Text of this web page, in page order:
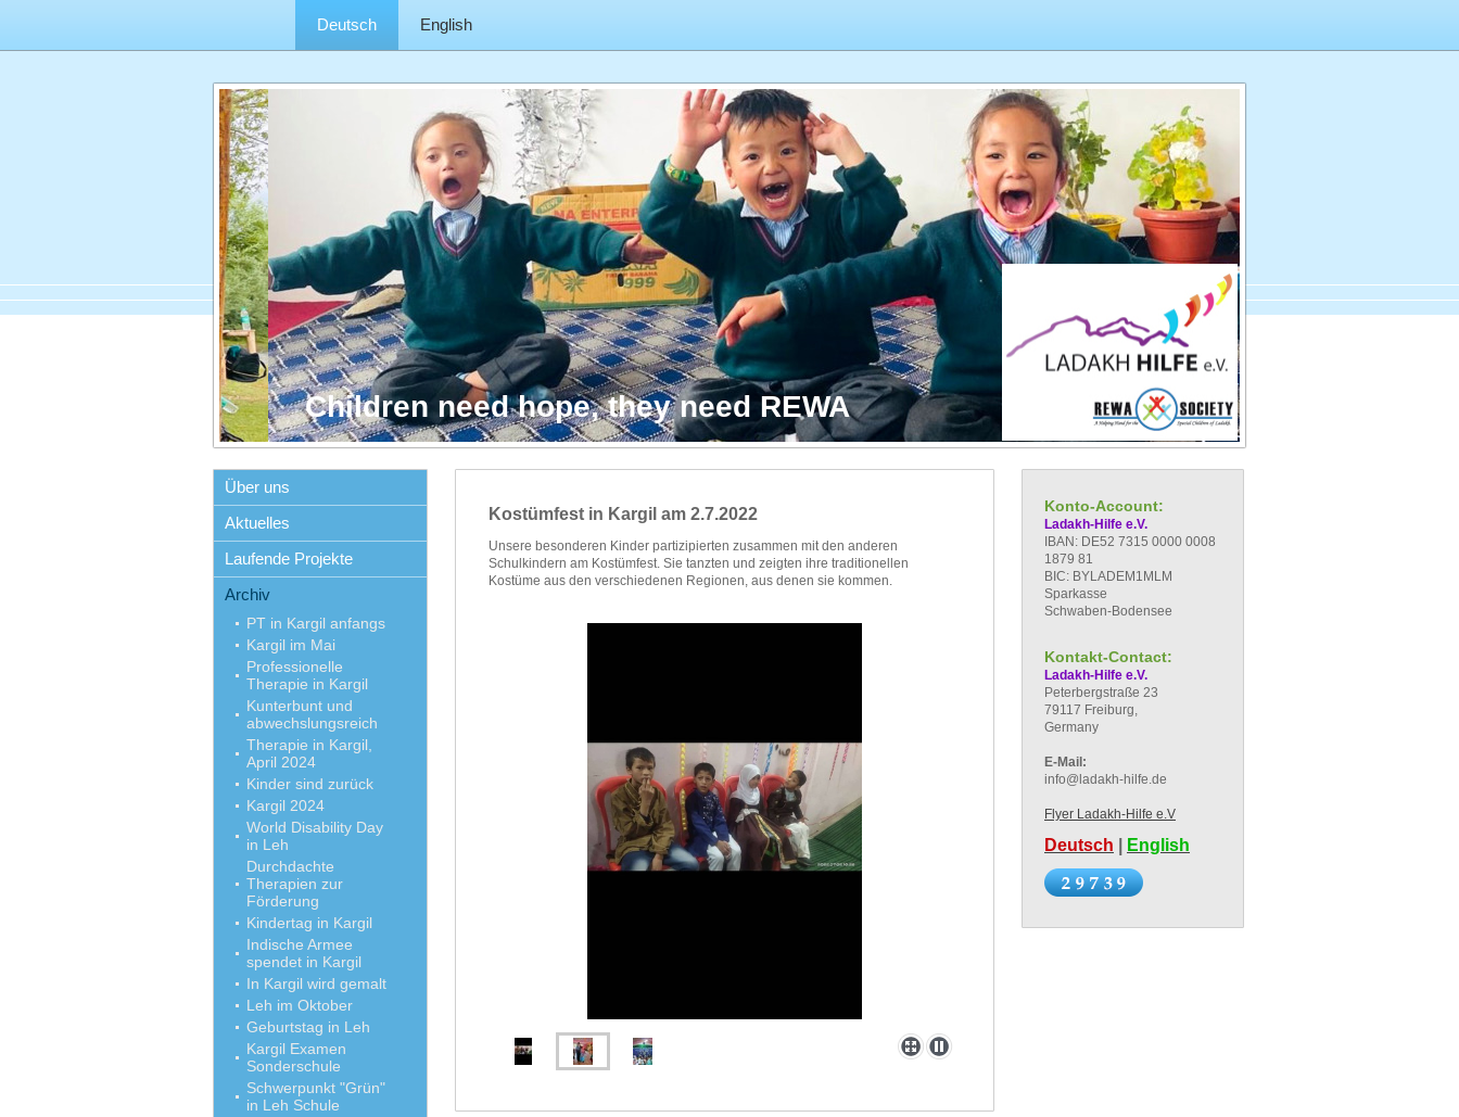
Deutsch English
Children need hope, they need REWA
Über uns
Aktuelles
Laufende Projekte
Archiv
PT in Kargil anfangs
Kargil im Mai
Professionelle
Therapie in Kargil
Kunterbunt und
abwechslungsreich
Therapie in Kargil,
April 2024
Kinder sind zurück
Kargil 2024
World Disability Day
in Leh
Durchdachte
Therapien zur
Förderung
Kindertag in Kargil
Indische Armee
spendet in Kargil
In Kargil wird gemalt
Leh im Oktober
Geburtstag in Leh
Kargil Examen
Sonderschule
Schwerpunkt "Grün"
in Leh Schule
Kostümfest in Kargil am 2.7.2022
Unsere besonderen Kinder partizipierten zusammen mit den anderen
Schulkindern am Kostümfest. Sie tanzten und zeigten ihre traditionellen
Kostüme aus den verschiedenen Regionen, aus denen sie kommen.
Konto-Account:
Ladakh-Hilfe e.V.
IBAN: DE52 7315 0000 0008
1879 81
BIC: BYLADEM1MLM
Sparkasse
Schwaben-Bodensee
Kontakt-Contact:
Ladakh-Hilfe e.V.
Peterbergstraße 23
79117 Freiburg,
Germany
E-Mail:
info@ladakh-hilfe.de
Flyer Ladakh-Hilfe e.V
Deutsch English